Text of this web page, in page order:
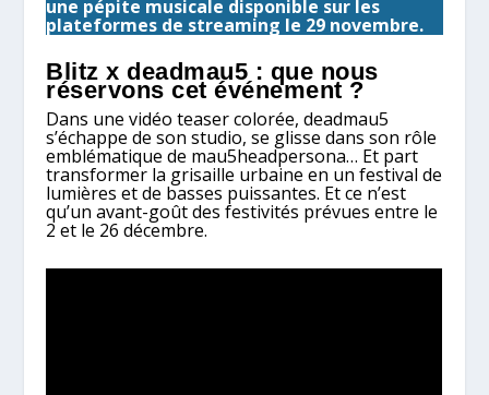
une pépite musicale disponible sur les
plateformes de streaming le 29 novembre.
Blitz x deadmau5 : que nous
réservons cet événement ?
Dans une vidéo teaser colorée, deadmau5
s’échappe de son studio, se glisse dans son rôle
emblématique de mau5headpersona… Et part
transformer la grisaille urbaine en un festival de
lumières et de basses puissantes. Et ce n’est
qu’un avant-goût des festivités prévues entre le
2 et le 26 décembre.